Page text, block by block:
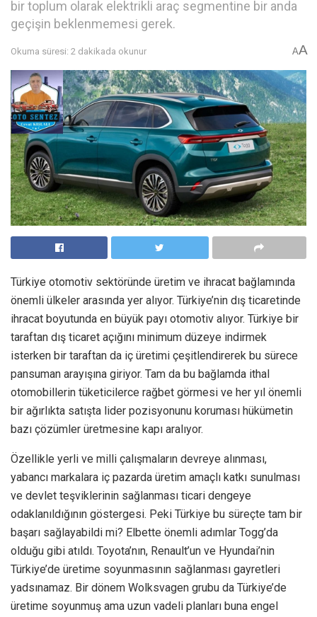
bir toplum olarak elektrikli araç segmentine bir anda
geçişin beklenmemesi gerek.
Okuma süresi: 2 dakikada okunur AA
Türkiye otomotiv sektöründe üretim ve ihracat bağlamında
önemli ülkeler arasında yer alıyor. Türkiye’nin dış ticaretinde
ihracat boyutunda en büyük payı otomotiv alıyor. Türkiye bir
taraftan dış ticaret açığını minimum düzeye indirmek
isterken bir taraftan da iç üretimi çeşitlendirerek bu sürece
pansuman arayışına giriyor. Tam da bu bağlamda ithal
otomobillerin tüketicilerce rağbet görmesi ve her yıl önemli
bir ağırlıkta satışta lider pozisyonunu koruması hükümetin
bazı çözümler üretmesine kapı aralıyor.
Özellikle yerli ve milli çalışmaların devreye alınması,
yabancı markalara iç pazarda üretim amaçlı katkı sunulması
ve devlet teşviklerinin sağlanması ticari dengeye
odaklanıldığının göstergesi. Peki Türkiye bu süreçte tam bir
başarı sağlayabildi mi? Elbette önemli adımlar Togg’da
olduğu gibi atıldı. Toyota’nın, Renault’un ve Hyundai’nin
Türkiye’de üretime soyunmasının sağlanması gayretleri
yadsınamaz. Bir dönem Wolksvagen grubu da Türkiye’de
üretime soyunmuş ama uzun vadeli planları buna engel